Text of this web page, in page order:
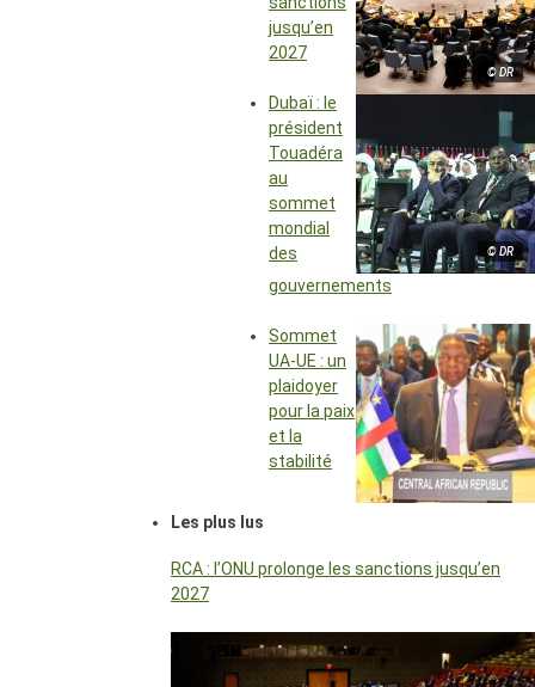
© DR
jusqu’en
2027
© DR
Dubaï : le
président
Touadéra
au
sommet
mondial
des
gouvernements
Sommet
UA-UE : un
plaidoyer
pour la paix
et la
stabilité
Les plus lus
RCA : l’ONU prolonge les sanctions jusqu’en
2027